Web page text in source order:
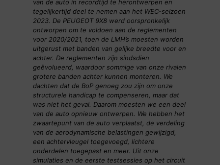
van de auto in recordtijd te herontwerpen en
tegelijkertijd deel te nemen aan het WEC-seizoen
2023. De PEUGEOT 9X8 werd oorspronkelijk
ontworpen om te voldoen aan de reglementen
voor 2020/2021, toen de LMH’s moesten worden
uitgerust met banden van gelijke breedte voor en
achter. De reglementen zijn sindsdien
geëvolueerd, waardoor sommige van onze rivalen
grotere banden achter kunnen monteren. We
dachten dat de BoP genoeg zou zijn om onze
structurele handicap te compenseren, maar dat
was niet het geval. Daarom moesten we een deel
van de auto opnieuw ontwerpen. We hebben het
zwaartepunt van de auto verplaatst, de verdeling
van de aerodynamische belastingen gewijzigd,
een achtervleugel toegevoegd, lichtere
onderdelen toegepast en meer. Uit onze
simulaties en de eerste testsessies op het circuit